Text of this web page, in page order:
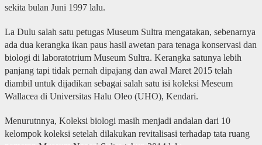
sekita bulan Juni 1997 lalu.
La Dulu salah satu petugas Museum Sultra mengatakan, sebenarnya
ada dua kerangka ikan paus hasil awetan para tenaga konservasi dan
biologi di laboratotrium Museum Sultra. Kerangka satunya lebih
panjang tapi tidak pernah dipajang dan awal Maret 2015 telah
diambil untuk dijadikan sebagai salah satu isi koleksi Meseum
Wallacea di Universitas Halu Oleo (UHO), Kendari.
Menurutnnya, Koleksi biologi masih menjadi andalan dari 10
kelompok koleksi setelah dilakukan revitalisasi terhadap tata ruang